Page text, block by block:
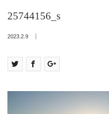
25744156_s
2023.2.9